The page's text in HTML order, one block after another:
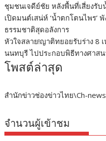
ชุมชนเจดีย์ชัย หลังพื้นที่เสี่ยงรับ
เปิดมนต์เสน่ห์ ‘น้ำตกโตนไพร’
ธรรมชาติสุดอลังการ
หัวใจสลาย!ญาติทยอยรับร่าง 8
นนทบุรี ไปประกอบพิธีทางศาสน
โพสต์ล่าสุด
สำนักข่าวช่องข่าวไทย\Ch-
จำนวนผู้เข้าชม